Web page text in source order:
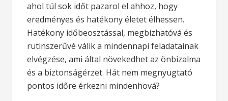
ahol túl sok időt pazarol el ahhoz, hogy
eredményes és hatékony életet élhessen.
Hatékony időbeosztással, megbízhatóvá és
rutinszerűvé válik a mindennapi feladatainak
elvégzése, ami által növekedhet az önbizalma
és a biztonságérzet. Hát nem megnyugtató
pontos időre érkezni mindenhová?